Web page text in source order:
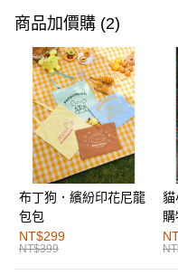
信用卡一次付款
購物金
超商取貨付款
LINE Pay
街口支付
運送方式
全家取貨付款
每筆NT$60，滿NT$1,000(含
商品加價購 (2)
布丁狗．繽紛印花尼龍
包包
NT$299
NT$399
貓